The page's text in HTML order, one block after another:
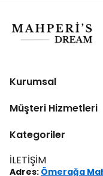
Kurumsal
Müşteri Hizmetleri
Kategoriler
İLETİŞİM
Adres: Ömerağa